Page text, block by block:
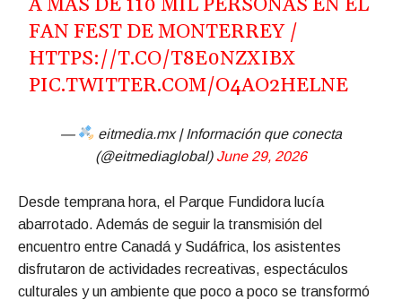
A MÁS DE 110 MIL PERSONAS EN EL
FAN FEST DE MONTERREY /
HTTPS://T.CO/T8E0NZXIBX
PIC.TWITTER.COM/O4AO2HELNE
—
eitmedia.mx | Información que conecta
(@eitmediaglobal) June 29, 2026
Desde temprana hora, el Parque Fundidora lucía
abarrotado. Además de seguir la transmisión del
encuentro entre Canadá y Sudáfrica, los asistentes
disfrutaron de actividades recreativas, espectáculos
culturales y un ambiente que poco a poco se transformó